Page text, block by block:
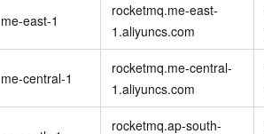
me-east-1
rocketmq.me-east-
1.aliyuncs.com
me-central-1
rocketmq.me-central-
1.aliyuncs.com
rocketmq.ap-south-